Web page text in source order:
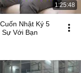
1:25:48
Nhật Ký 5
Với Bạn